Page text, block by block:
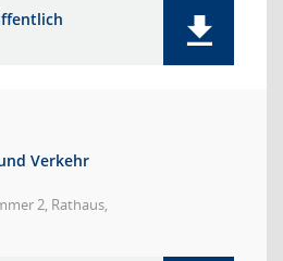
Verkehr
2, Rathaus,